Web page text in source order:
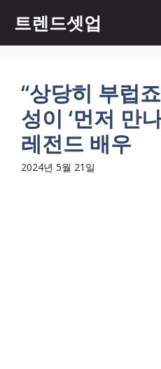
츠
트렌드셋업
“상당히 부럽
성이 ‘먼저 만
레전드 배우
2024년 5월 21일